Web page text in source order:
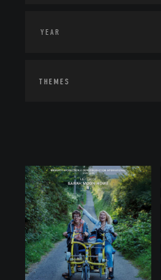
THEMES